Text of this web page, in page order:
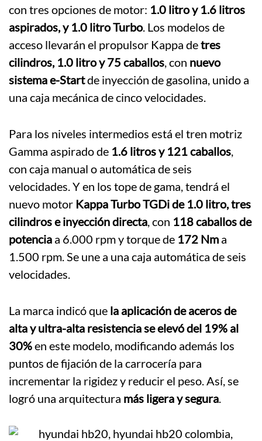
con tres opciones de motor: 1.0 litro y 1.6 litros
aspirados, y 1.0 litro Turbo. Los modelos de
acceso llevarán el propulsor Kappa detres
cilindros, 1.0 litro y 75 caballos, con nuevo
sistema e-Startde inyección de gasolina, unido a
una caja mecánica de cinco velocidades.
Para los niveles intermedios está el tren motriz
Gamma aspirado de 1.6 litros y 121 caballos,
con caja manual o automática de seis
velocidades. Y en los tope de gama, tendrá el
nuevo motor Kappa Turbo TGDi de 1.0 litro, tres
cilindros e inyección directa, con 118 caballos de
potencia a 6.000 rpm y torque de 172 Nm a
1.500 rpm. Se une a una caja automática de seis
velocidades.
La marca indicó que la aplicación de aceros de
alta y ultra-alta resistencia se elevó del 19% al
30%en este modelo, modificando además los
puntos de fijación de la carrocería para
incrementar la rigidez y reducir el peso. Así, se
logró una arquitectura más ligera y segura.